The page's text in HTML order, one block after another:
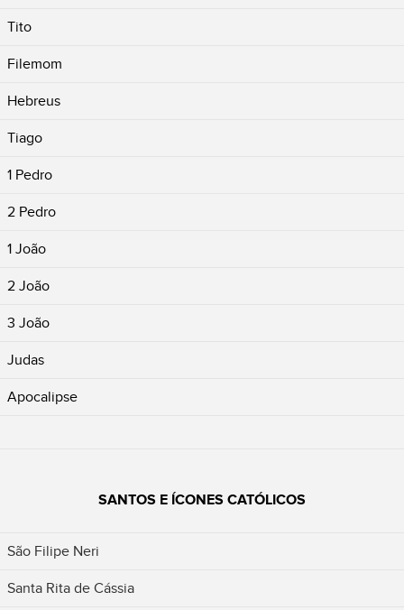
Tito
Filemom
Hebreus
Tiago
1 Pedro
2 Pedro
1 João
2 João
3 João
Judas
Apocalipse
SANTOS E ÍCONES CATÓLICOS
São Filipe Neri
Santa Rita de Cássia